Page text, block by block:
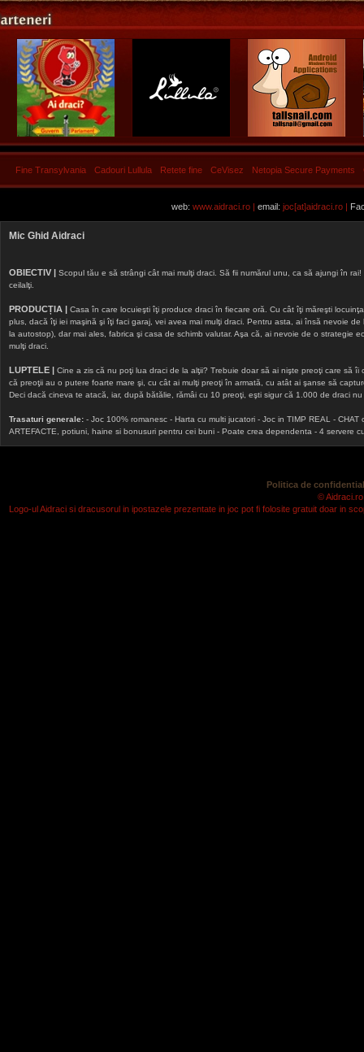
Fine Transylvania Cadouri Lullula Retete fine CeVisez Netopia Secure Payments
web: www.aidraci.ro | email: joc[at]aidraci.ro |
Mic Ghid Aidraci
OBIECTIV | Scopul tău e să strângi cât mai mulţi draci. Să fii numărul unu, ca să ajungi în
ceilalţi.
PRODUCȚIA | Casa în care locuieşti îţi produce draci în fiecare oră. Cu cât îţi măreşti
plus, dacă îţi iei maşină şi îţi faci garaj, vei avea mai mulţi draci. Pentru asta, ai însă nevoie
la autostop), dar mai ales, fabrica şi casa de schimb valutar. Aşa că, ai nevoie de o strategie
mulţi draci.
LUPTELE | Cine a zis că nu poţi lua draci de la alţii? Trebuie doar să ai nişte preoţi care să
că preoţii au o putere foarte mare şi, cu cât ai mulţi preoţi în armată, cu atât ai şanse să
Deci dacă cineva te atacă, iar, după bătălie, rămâi cu 10 preoţi, eşti sigur că 1.000 de draci
Trasaturi generale: - Joc 100% romanesc - Harta cu multi jucatori - Joc in TIMP REAL -
ARTEFACTE, potiuni, haine si bonusuri pentru cei buni - Poate crea dependenta - 4 servere
Politica de
©
Logo-ul Aidraci si dracusorul in ipostazele prezentate in joc pot fi folosite gratuit doar in